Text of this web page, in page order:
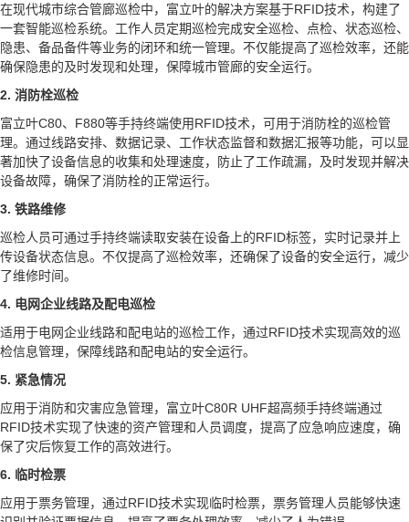
在现代城市综合管廊巡检中，富立叶的解决方案基于RFID技术，构建了
一套智能巡检系统。工作人员定期巡检完成安全巡检、点检、状态巡检、
隐患、备品备件等业务的闭环和统一管理。不仅能提高了巡检效率，还能
确保隐患的及时发现和处理，保障城市管廊的安全运行。
2. 消防栓巡检
富立叶C80、F880等手持终端使用RFID技术，可用于消防栓的巡检管
理。通过线路安排、数据记录、工作状态监督和数据汇报等功能，可以显
著加快了设备信息的收集和处理速度，防止了工作疏漏，及时发现并解决
设备故障，确保了消防栓的正常运行。
3. 铁路维修
巡检人员可通过手持终端读取安装在设备上的RFID标签，实时记录并上
传设备状态信息。不仅提高了巡检效率，还确保了设备的安全运行，减少
了维修时间。
4. 电网企业线路及配电巡检
适用于电网企业线路和配电站的巡检工作，通过RFID技术实现高效的巡
检信息管理，保障线路和配电站的安全运行。
5. 紧急情况
应用于消防和灾害应急管理，富立叶C80R UHF超高频手持终端通过
RFID技术实现了快速的资产管理和人员调度，提高了应急响应速度，确
保了灾后恢复工作的高效进行。
6. 临时检票
应用于票务管理，通过RFID技术实现临时检票，票务管理人员能够快速